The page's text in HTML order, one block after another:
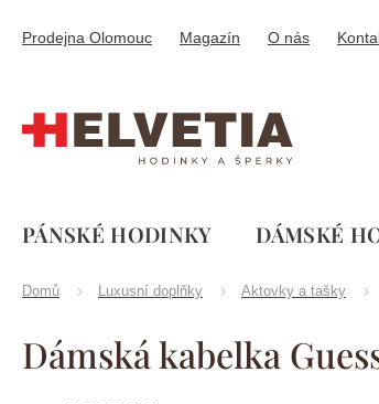
obsah
Prodejna Olomouc Magazín O nás
PÁNSKÉ HODINKY DÁMSKÉ
Domů Luxusní doplňky Aktovky a tašky
Dámská kabelka